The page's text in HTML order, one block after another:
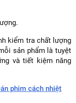
kiểm tra chất lượng
sản phẩm là tuyệt
và tiết kiệm năng
phim cách nhiệt